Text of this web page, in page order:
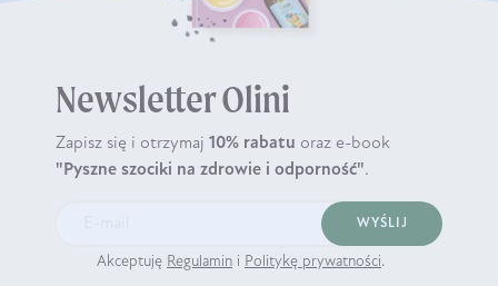
Newsletter Olini
Zapisz się i otrzymaj 10% rabatu oraz e-book
"Pyszne szociki na zdrowie i odporność".
WYŚLIJ
Akceptuję Regulamin i Politykę prywatności.